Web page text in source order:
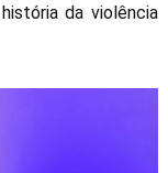
da violência